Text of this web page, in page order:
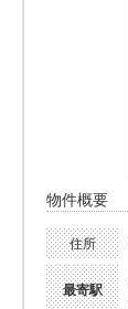
物件概要
住所
最寄駅